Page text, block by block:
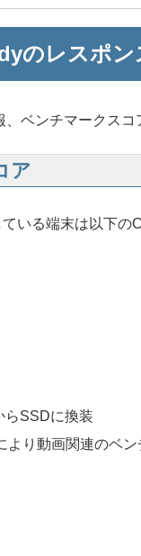
のレスポン
ベンチマークスコ
ア
いる端末は以下の
らSSDに換装
り動画関連のベ